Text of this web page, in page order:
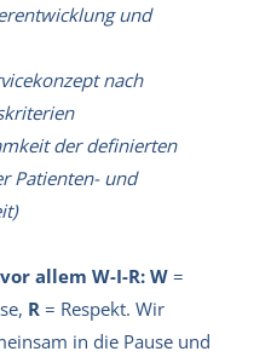
und
nach
der definierten
Patienten- und
allem W-I-R: W =
R = Respekt. Wir
in die Pause und